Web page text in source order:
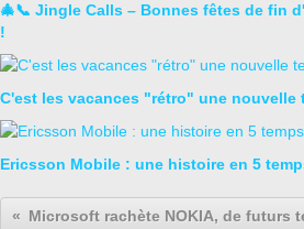
🎄📞 Jingle Calls – Bonnes fêtes de fin
!
C'est les vacances "rétro" une
Ericsson Mobile : une histoire en 5